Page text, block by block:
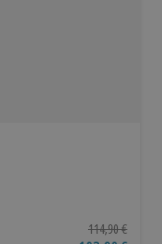
Ursprünglicher
114,90 €